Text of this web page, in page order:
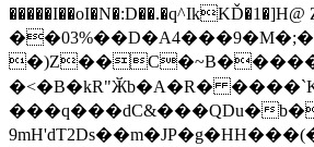
�)Z��C�~B�����I
�<�B�kR"Ӂb�A�R�
���q���dC&���QDu�